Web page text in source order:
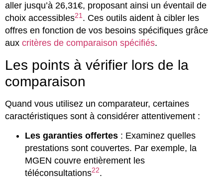
aller jusqu’à 26,31€, proposant ainsi un éventail de
choix accessibles21 . Ces outils aident à cibler les
offres en fonction de vos besoins spécifiques grâce
aux critères de comparaison spécifiés.
Les points à vérifier lors de la
comparaison
Quand vous utilisez un comparateur, certaines
caractéristiques sont à considérer attentivement :
Les garanties offertes : Examinez quelles
prestations sont couvertes. Par exemple, la
MGEN couvre entièrement les
téléconsultations22.